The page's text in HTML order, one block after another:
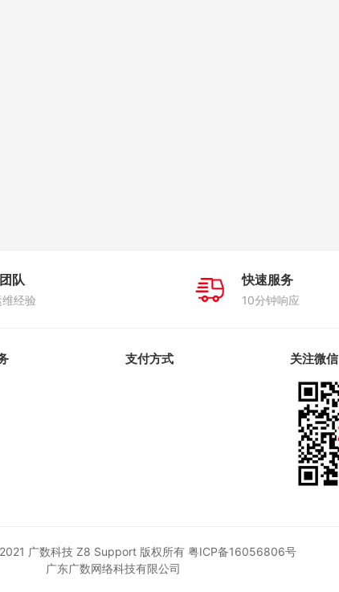
队
经验
快速服务
10分钟响应
支付方式 关注微信
广数科技 Z8 Support 版权所有 粤ICP备16056806号
广东广数网络科技有限公司